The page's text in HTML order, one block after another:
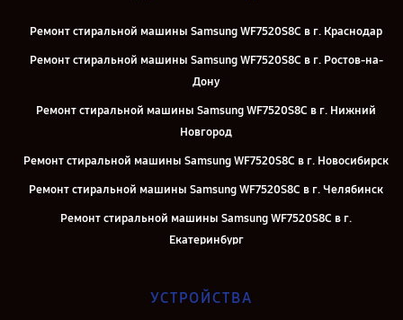
Ремонт стиральной машины Samsung WF7520S8C в г. Краснодар
Ремонт стиральной машины Samsung WF7520S8C в г. Ростов-на-
Дону
Ремонт стиральной машины Samsung WF7520S8C в г. Нижний
Новгород
Ремонт стиральной машины Samsung WF7520S8C в г. Новосибирск
Ремонт стиральной машины Samsung WF7520S8C в г. Челябинск
Ремонт стиральной машины Samsung WF7520S8C в г.
Екатеринбург
Ремонт стиральной машины Samsung WF7520S8C в г. Санкт-
УСТРОЙСТВА